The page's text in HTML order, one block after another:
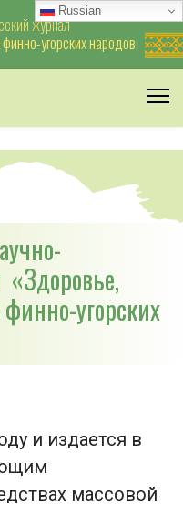
журнал
угорских народов
Russian
угорских
и издается в
массовой